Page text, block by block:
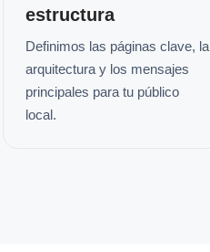
estructura
Definimos las páginas clave, la
arquitectura y los mensajes
principales para tu público
local.